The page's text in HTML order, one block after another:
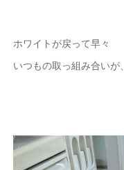
ホワイトが戻って早々
いつもの取っ組み合いが